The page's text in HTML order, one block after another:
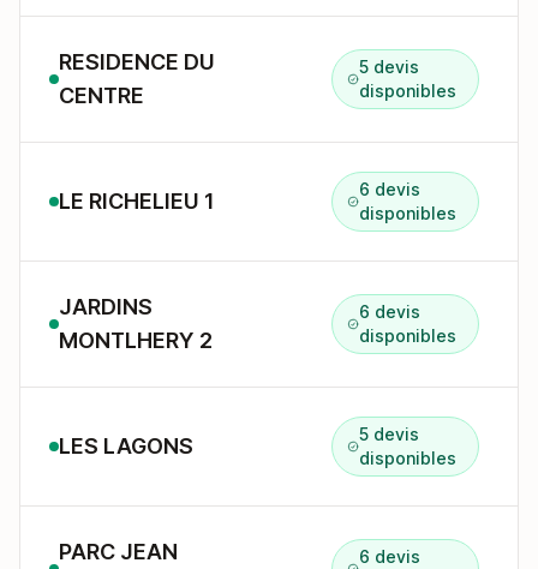
RESIDENCE DU
CENTRE
5 devis
disponibles
LE RICHELIEU 1
6 devis
disponibles
JARDINS
MONTLHERY 2
6 devis
disponibles
LES LAGONS
5 devis
disponibles
PARC JEAN
6 devis